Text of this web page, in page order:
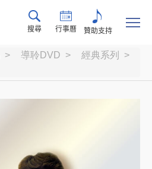
搜尋 行事曆 贊助支持
導聆DVD
經典系列